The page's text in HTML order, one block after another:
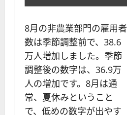
8月の非農業部門の雇用者
数は季節調整前で、38.6
万人増加しました。季節
調整後の数字は、36.9万
人の増加です。8月は通
常、夏休みということ
で、低めの数字が出やす